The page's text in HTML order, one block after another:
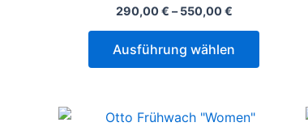
290,00€ –550,00€
Ausführung wählen
können
gewählt